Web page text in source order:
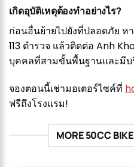
เกิดอุบัติเหตุต้องทำอย่างไร?
ก่อนอื่นย้ายไปยังที่ปลอดภัย ห
113 ตำรวจ แล้วติดต่อ Anh
บุคคลที่สามขั้นพื้นฐานและมีบ
จองตอนนี้เช่ามอเตอร์ไซค์ที่
ฟรีถึงโรงแรม!
MORE 50CC